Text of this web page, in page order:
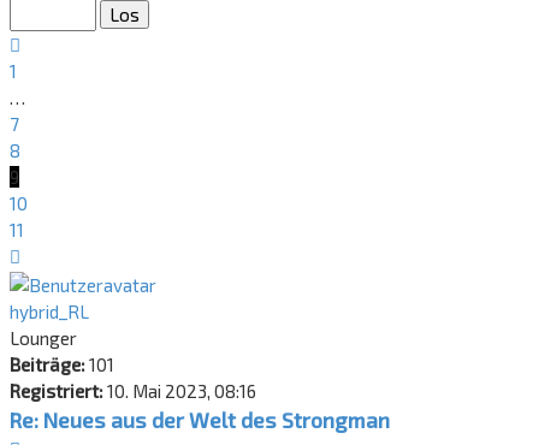
11
1
…
7
8
9
10
11
hybrid_RL
Lounger
Beiträge:101
Registriert:10. Mai 2023, 08:16
Re: Neues aus der Welt des Strongman